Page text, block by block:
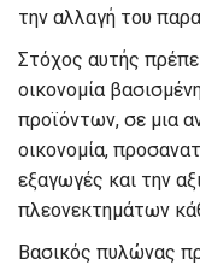
την αλλαγή του
Στόχος αυτής
οικονομία
προϊόντων, σε μια
οικονομία,
εξαγωγές και την
πλεονεκτημάτων
Βασικός πυλώνας